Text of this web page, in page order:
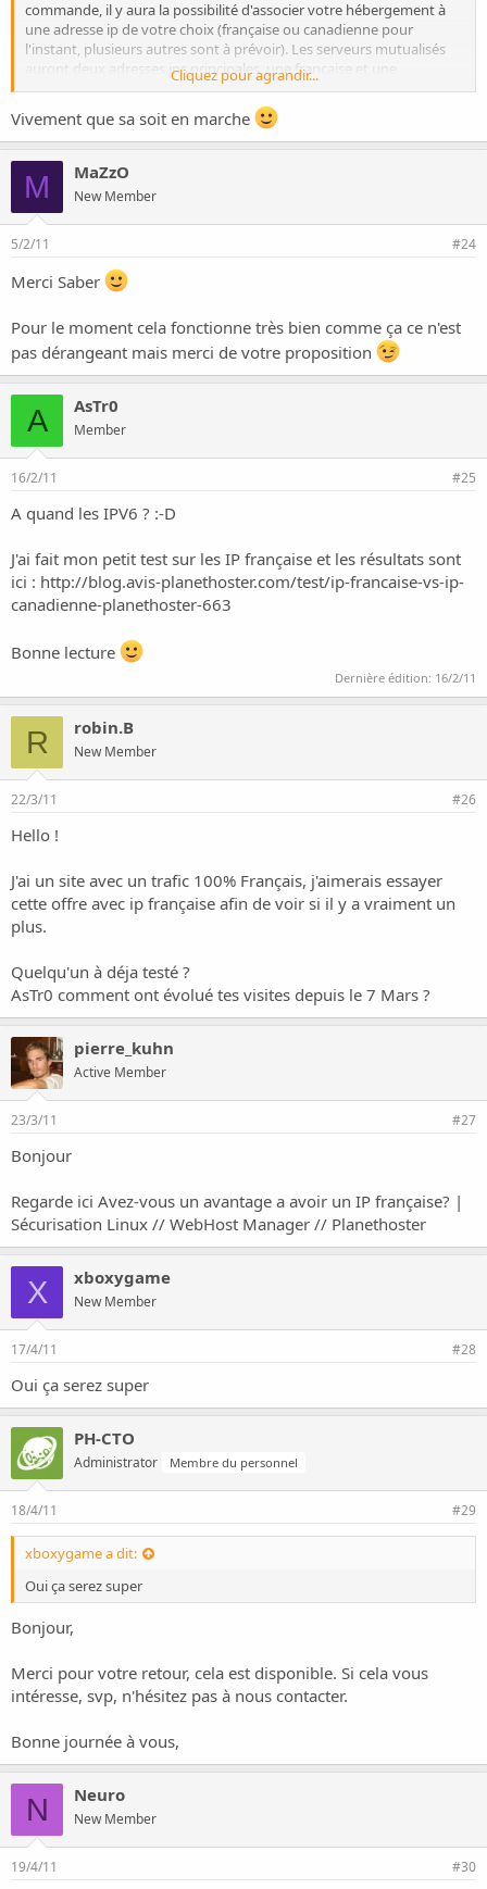
commande, il y aura la possibilité d'associer votre hébergement à
une adresse ip de votre choix (française ou canadienne pour
l'instant, plusieurs autres sont à prévoir). Les serveurs mutualisés
auront deux adresses ips principales, une française et une
canadienne.
Également, en cas de besoin, vous pourrez commander une adresse
ip dédiée française ou canadienne.
Bonne journée à vous,
Cliquez pour agrandir...
Vivement que sa soit en marche
M MaZzO
New Member
5/2/11 #24
Merci Saber
Pour le moment cela fonctionne très bien comme ça ce n'est
pas dérangeant mais merci de votre proposition
A AsTr0
Member
16/2/11 #25
A quand les IPV6 ? :-D
J'ai fait mon petit test sur les IP française et les résultats sont
ici : http://blog.avis-planethoster.com/test/ip-francaise-vs-ip-
canadienne-planethoster-663
Bonne lecture
Dernière édition: 16/2/11
R robin.B
New Member
22/3/11 #26
Hello !
J'ai un site avec un trafic 100% Français, j'aimerais essayer
cette offre avec ip française afin de voir si il y a vraiment un
plus.
Quelqu'un à déja testé ?
AsTr0 comment ont évolué tes visites depuis le 7 Mars ?
pierre_kuhn
Active Member
23/3/11 #27
Bonjour
Regarde ici Avez-vous un avantage a avoir un IP française? |
Sécurisation Linux // WebHost Manager // Planethoster
X xboxygame
New Member
17/4/11 #28
Oui ça serez super
PH-CTO
Administrator Membre du personnel
18/4/11 #29
xboxygame a dit:
Oui ça serez super
Bonjour,
Merci pour votre retour, cela est disponible. Si cela vous
intéresse, svp, n'hésitez pas à nous contacter.
Bonne journée à vous,
N Neuro
New Member
19/4/11 #30